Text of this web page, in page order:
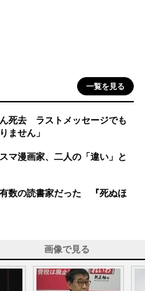
一覧を見る
死去 ラストメッセージでも
ません」
マ漫画家、二人の「違い」と
数の読書家だった 『死ぬほ
画像で見る